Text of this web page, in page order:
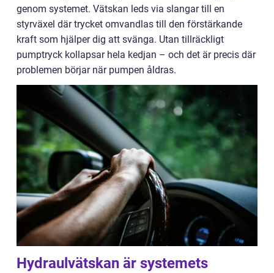
genom systemet. Vätskan leds via slangar till en
styrväxel där trycket omvandlas till den förstärkande
kraft som hjälper dig att svänga. Utan tillräckligt
pumptryck kollapsar hela kedjan – och det är precis där
problemen börjar när pumpen åldras.
Hydraulvätskan är systemets